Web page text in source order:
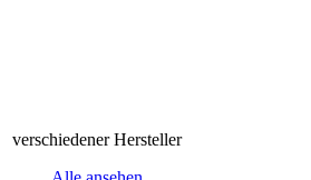
verschiedener Hersteller